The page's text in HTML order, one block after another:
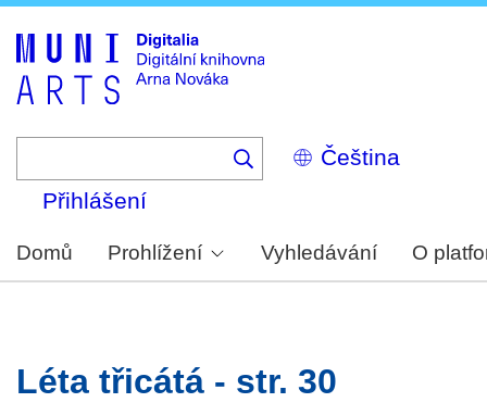
Select
your
Přihlášení
Domů Prohlížení Vyhledávání O
Léta třicátá - str. 30